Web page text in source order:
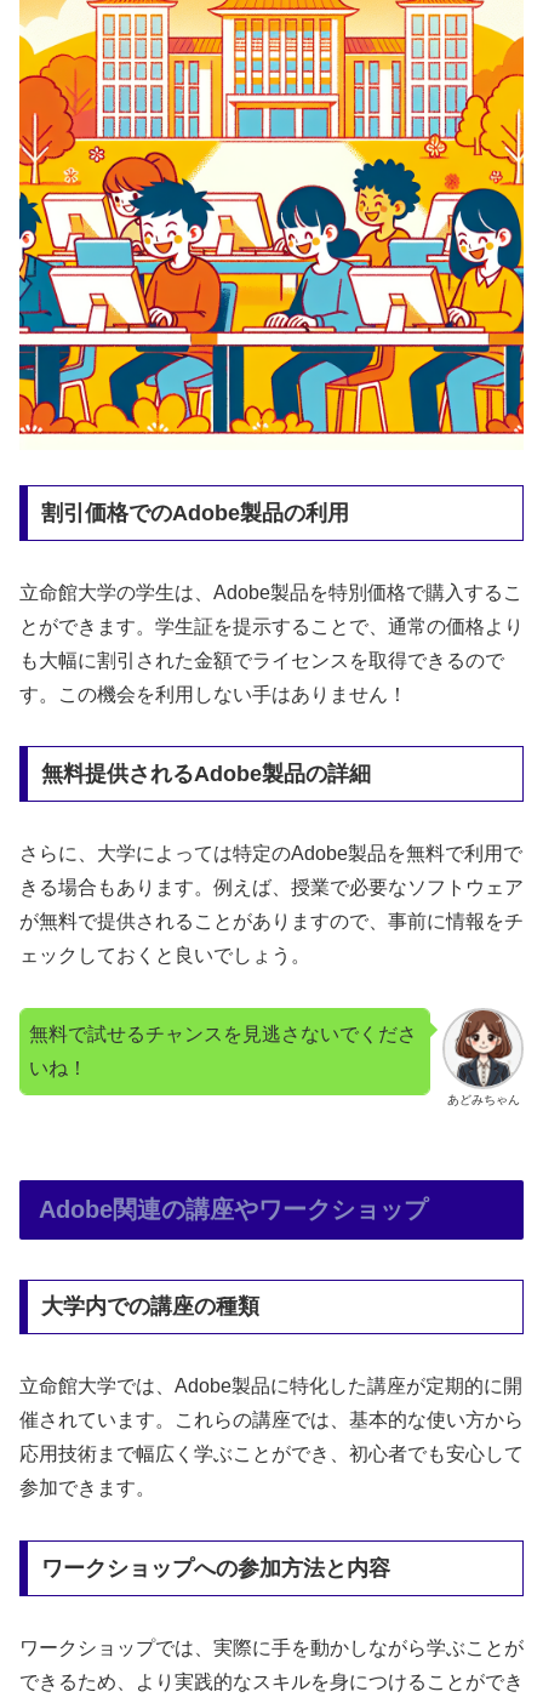
割引価格でのAdobe製品の利用
立命館大学の学生は、Adobe製品を特別価格で購入するこ
とができます。学生証を提示することで、通常の価格より
も大幅に割引された金額でライセンスを取得できるので
す。この機会を利用しない手はありません！
無料提供されるAdobe製品の詳細
さらに、大学によっては特定のAdobe製品を無料で利用で
きる場合もあります。例えば、授業で必要なソフトウェア
が無料で提供されることがありますので、事前に情報をチ
ェックしておくと良いでしょう。
あどみちゃん
無料で試せるチャンスを見逃さないでくださ
いね！
Adobe関連の講座やワークショップ
大学内での講座の種類
立命館大学では、Adobe製品に特化した講座が定期的に開
催されています。これらの講座では、基本的な使い方から
応用技術まで幅広く学ぶことができ、初心者でも安心して
参加できます。
ワークショップへの参加方法と内容
ワークショップでは、実際に手を動かしながら学ぶことが
できるため、より実践的なスキルを身につけることができ